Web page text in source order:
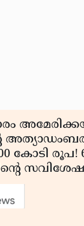
കോടി രൂപ!